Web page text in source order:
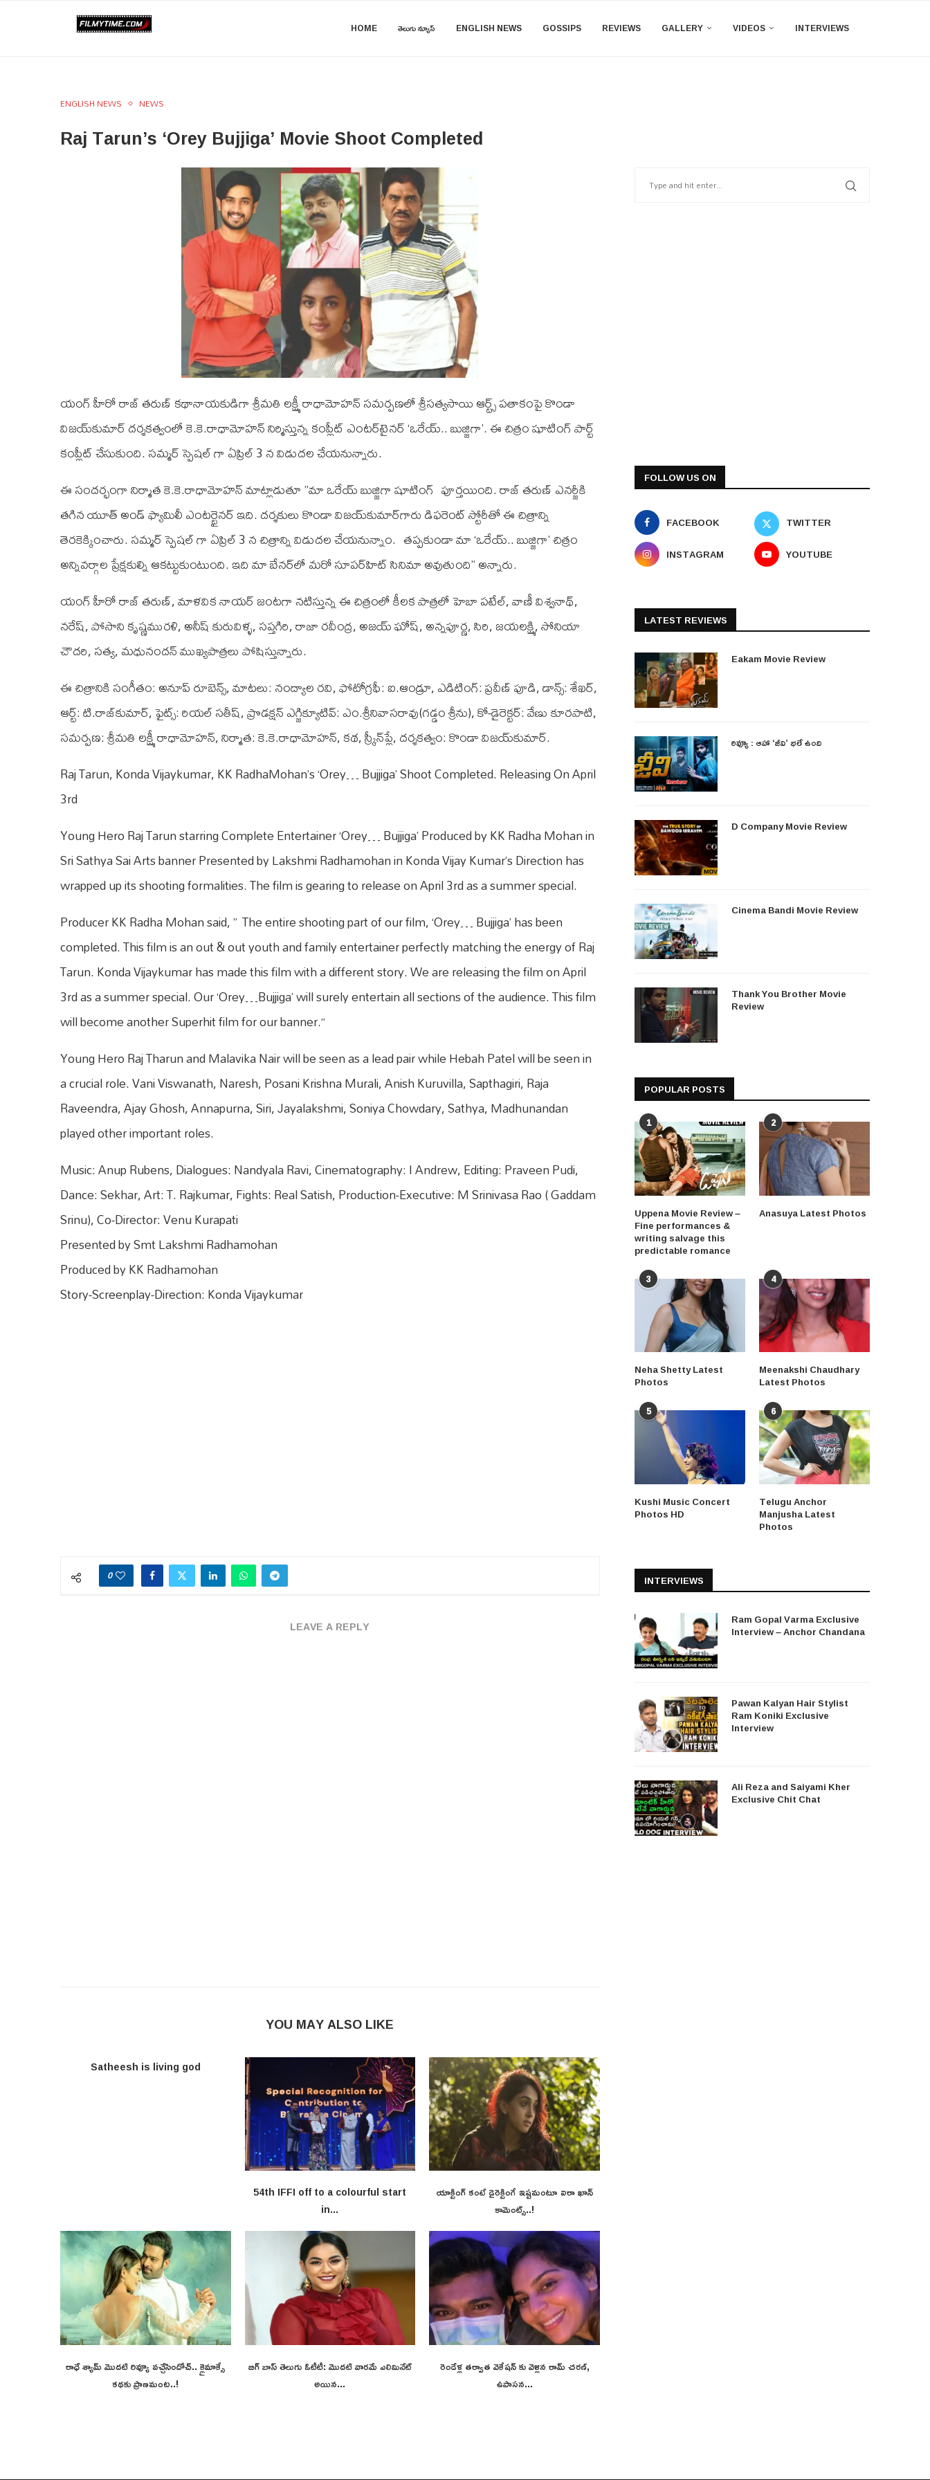
HOME తెలుగు న్యూస్ ENGLISH NEWS GOSSIPS REVIEWS GALLERY VIDEOS INTERVIEWS
ENGLISH NEWS NEWS
Raj Tarun’s ‘Orey Bujjiga’ Movie Shoot Completed
యంగ్‌ హీరో రాజ్‌ తరుణ్‌ కథానాయకుడిగా శ్రీమతి లక్ష్మీ రాధామోహన్‌ సమర్పణలో శ్రీసత్యసాయి ఆర్ట్స్‌ పతాకంపై కొండా
విజయ్‌కుమార్‌ దర్శకత్వంలో కె.కె.రాధామోహన్‌ నిర్మిస్తున్న కంప్లీట్‌ ఎంటర్‌టైనర్‌ ‘ఒరేయ్‌.. బుజ్జిగా’. ఈ చిత్రం షూటింగ్ పార్ట్
కంప్లీట్ చేసుకుంది. సమ్మర్ స్పెషల్ గా ఏప్రిల్ 3 న విడుదల చేయనున్నారు.
ఈ సందర్భంగా నిర్మాత కె.కె.రాధామోహన్‌ మాట్లాడుతూ ”మా ఒరేయ్ బుజ్జిగా షూటింగ్ పూర్తయింది. రాజ్‌ తరుణ్‌ ఎనర్జీకి
తగిన యూత్ అండ్ ఫ్యామిలీ ఎంటర్టైనర్ ఇది. దర్శకులు కొండా విజయ్‌కుమార్‌గారు డిఫరెంట్‌ స్టోరీతో ఈ చిత్రాన్ని
తెరకెక్కించారు. సమ్మర్ స్పెషల్ గా ఏప్రిల్ 3 న చిత్రాన్ని విడుదల చేయనున్నాం. తప్పకుండా మా ‘ఒరేయ్‌.. బుజ్జిగా’ చిత్రం
అన్నివర్గాల ప్రేక్షకుల్ని ఆకట్టుకుంటుంది. ఇది మా బేనర్‌లో మరో సూపర్‌హిట్‌ సినిమా అవుతుంది” అన్నారు.
యంగ్‌ హీరో రాజ్‌ తరుణ్‌, మాళవిక నాయర్‌ జంటగా నటిస్తున్న ఈ చిత్రంలో కీలక పాత్రలో హెబా పటేల్, వాణీ విశ్వనాథ్‌,
నరేష్‌, పోసాని కృష్ణమురళి, అనీష్‌ కురువిళ్ళ, సప్తగిరి, రాజా రవీంద్ర, అజయ్‌ ఘోష్‌, అన్నపూర్ణ, సిరి, జయలక్ష్మి, సోనియా
చౌదరి, సత్య, మధునందన్‌ ముఖ్యపాత్రలు పోషిస్తున్నారు.
ఈ చిత్రానికి సంగీతం: అనూప్‌ రూబెన్స్‌, మాటలు: నంద్యాల రవి, ఫోటోగ్రఫీ: ఐ.ఆండ్రూ, ఎడిటింగ్‌: ప్రవీణ్‌ పూడి, డాన్స్‌: శేఖర్‌,
ఆర్ట్‌: టి.రాజ్‌కుమార్‌, ఫైట్స్‌: రియల్‌ సతీష్‌, ప్రొడక్షన్‌ ఎగ్జిక్యూటివ్‌: ఎం.శ్రీనివాసరావు(గడ్డం శ్రీను), కో-డైరెక్టర్‌: వేణు కూరపాటి,
సమర్పణ: శ్రీమతి లక్ష్మీ రాధామోహన్‌, నిర్మాత: కె.కె.రాధామోహన్‌, కథ, స్క్రీన్‌ప్లే, దర్శకత్వం: కొండా విజయ్‌కుమార్‌.
Raj Tarun, Konda Vijaykumar, KK RadhaMohan’s ‘Orey… Bujjiga’ Shoot Completed. Releasing On April
3rd
Young Hero Raj Tarun starring Complete Entertainer ‘Orey… Bujjiga’ Produced by KK Radha Mohan in
Sri Sathya Sai Arts banner Presented by Lakshmi Radhamohan in Konda Vijay Kumar’s Direction has
wrapped up its shooting formalities. The film is gearing to release on April 3rd as a summer special.
Producer KK Radha Mohan said, ” The entire shooting part of our film, ‘Orey… Bujjiga’ has been
completed. This film is an out & out youth and family entertainer perfectly matching the energy of Raj
Tarun. Konda Vijaykumar has made this film with a different story. We are releasing the film on April
3rd as a summer special. Our ‘Orey…Bujjiga’ will surely entertain all sections of the audience. This film
will become another Superhit film for our banner.“
Young Hero Raj Tharun and Malavika Nair will be seen as a lead pair while Hebah Patel will be seen in
a crucial role. Vani Viswanath, Naresh, Posani Krishna Murali, Anish Kuruvilla, Sapthagiri, Raja
Raveendra, Ajay Ghosh, Annapurna, Siri, Jayalakshmi, Soniya Chowdary, Sathya, Madhunandan
played other important roles.
Music: Anup Rubens, Dialogues: Nandyala Ravi, Cinematography: I Andrew, Editing: Praveen Pudi,
Dance: Sekhar, Art: T. Rajkumar, Fights: Real Satish, Production-Executive: M Srinivasa Rao ( Gaddam
Srinu), Co-Director: Venu Kurapati
Presented by Smt Lakshmi Radhamohan
Produced by KK Radhamohan
Story-Screenplay-Direction: Konda Vijaykumar
0
LEAVE A REPLY
YOU MAY ALSO LIKE
Satheesh is living god
54th IFFI off to a colourful start
in...
యాక్టింగ్ కంటే డైరెక్టింగే ఇష్టమంటూ ఐరా ఖాన్
కామెంట్స్..!
రాధే శ్యామ్ మొదటి రివ్యూ వచ్చేసిందోచ్.. క్లైమాక్సే
కథకు ప్రాణమంట..!
బిగ్ బాస్ తెలుగు ఓటీటీ: మొదటి వారమే ఎలిమినేట్
అయిన...
రెండేళ్ల తర్వాత వెకేషన్ కు వెళ్లిన రామ్ చరణ్,
ఉపాసన...
FOLLOW US ON
FACEBOOK
TWITTER
INSTAGRAM
YOUTUBE
LATEST REVIEWS
Eakam Movie Review
రివ్యూ : ఆహా ‘జీవి’ భలే ఉంది
D Company Movie Review
Cinema Bandi Movie Review
Thank You Brother Movie
Review
POPULAR POSTS
1
Uppena Movie Review –
Fine performances &
writing salvage this
predictable romance
2
Anasuya Latest Photos
3
Neha Shetty Latest
Photos
4
Meenakshi Chaudhary
Latest Photos
5
Kushi Music Concert
Photos HD
6
Telugu Anchor
Manjusha Latest
Photos
INTERVIEWS
Ram Gopal Varma Exclusive
Interview – Anchor Chandana
Pawan Kalyan Hair Stylist
Ram Koniki Exclusive
Interview
Ali Reza and Saiyami Kher
Exclusive Chit Chat